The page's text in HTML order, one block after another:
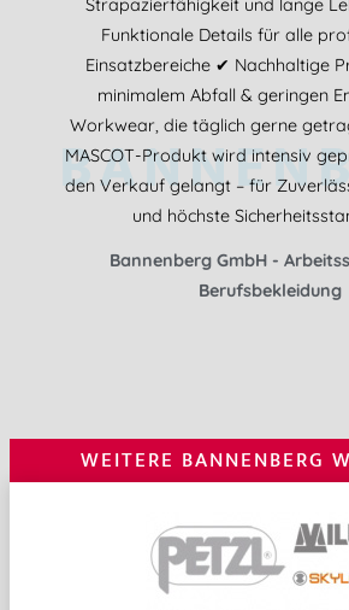
Funktionale Details für alle
Einsatzbereiche ✔ Nachhaltige
minimalem Abfall & geringen
Workwear, die täglich gerne
MASCOT-Produkt wird intensiv
den Verkauf gelangt – für
und höchste
Bannenberg GmbH -
Berufsbekleidung
WEITERE BANNENBERG